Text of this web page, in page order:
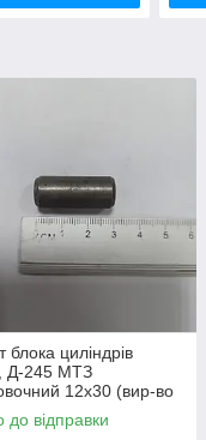
циліндрів
Д-245 МТЗ
12х30 (вир-во
50-1002034 / 50-
А
до відправки